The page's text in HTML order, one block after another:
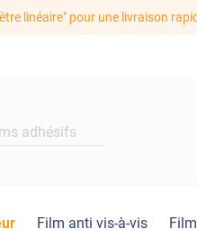
linéaire" pour une livraison
Film anti vis-à-vis